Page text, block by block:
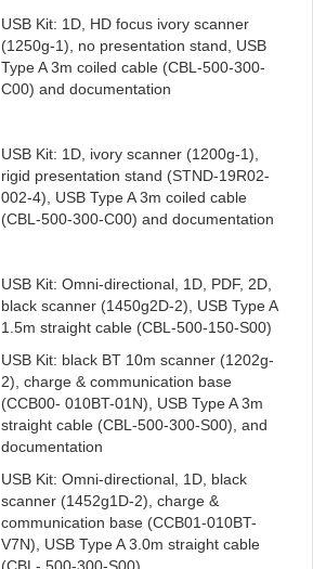
USB Kit: 1D, HD focus ivory scanner
(1250g-1), no presentation stand, USB
Type A 3m coiled cable (CBL-500-300-
C00) and documentation
USB Kit: 1D, ivory scanner (1200g-1),
rigid presentation stand (STND-19R02-
002-4), USB Type A 3m coiled cable
(CBL-500-300-C00) and documentation
USB Kit: Omni-directional, 1D, PDF, 2D,
black scanner (1450g2D-2), USB Type A
1.5m straight cable (CBL-500-150-S00)
USB Kit: black BT 10m scanner (1202g-
2), charge & communication base
(CCB00- 010BT-01N), USB Type A 3m
straight cable (CBL-500-300-S00), and
documentation
USB Kit: Omni-directional, 1D, black
scanner (1452g1D-2), charge &
communication base (CCB01-010BT-
V7N), USB Type A 3.0m straight cable
(CBL- 500-300-S00)